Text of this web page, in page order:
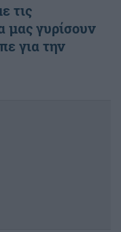
τις
μας γυρίσουν
για την